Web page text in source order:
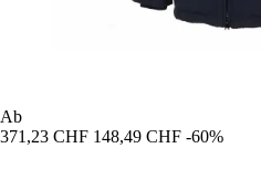
Ab
371,23 CHF 148,49 CHF -60%